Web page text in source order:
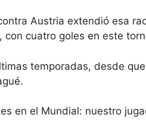
Austria extendió esa
con cuatro goles en este
temporadas, desde
en el Mundial: nuestro